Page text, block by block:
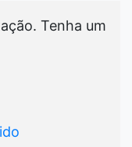
Tenha um